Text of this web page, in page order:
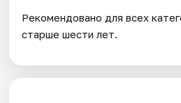
Рекомендовано для всех
старше шести лет.